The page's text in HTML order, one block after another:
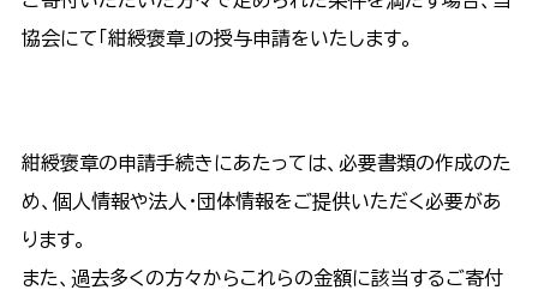
協会にて「紺綬褒章」の授与申請をいたします。
紺綬褒章の申請手続きにあたっては、必要書類の作成のた
め、個人情報や法人・団体情報をご提供いただく必要があ
ります。
また、過去多くの方々からこれらの金額に該当するご寄付